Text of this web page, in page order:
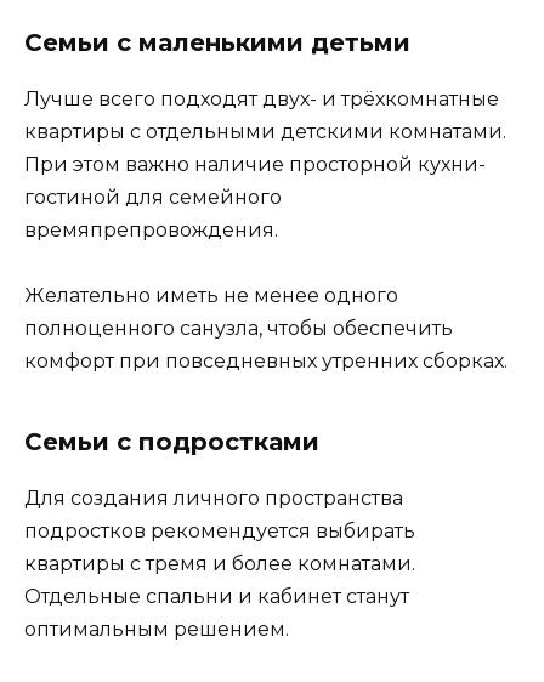
Семьи с маленькими детьми
Лучше всего подходят двух- и трёхкомнатные
квартиры с отдельными детскими комнатами.
При этом важно наличие просторной кухни-
гостиной для семейного
времяпрепровождения.
Желательно иметь не менее одного
полноценного санузла, чтобы обеспечить
комфорт при повседневных утренних сборках.
Семьи с подростками
Для создания личного пространства
подростков рекомендуется выбирать
квартиры с тремя и более комнатами.
Отдельные спальни и кабинет станут
оптимальным решением.